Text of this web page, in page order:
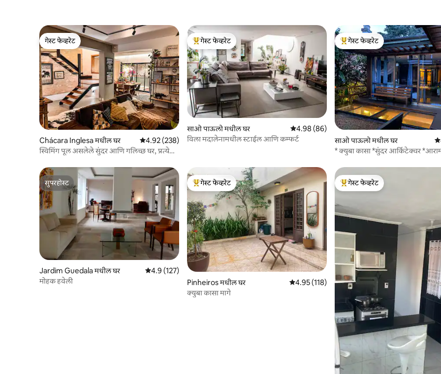
गेस्ट फेव्हरेट
गेस्ट फेव्हरेट
Chácara Inglesa मधील घर 5 पैकी 4.92 सरासरी रेटिंग, 238 रिव्ह्यूज
4.92 (238)
स्विमिंग पूल असलेले सुंदर आणि गलिच्छ घर, प्रत्येक
टॉप गेस्ट फेव्हरेट
गेस्ट फेव्हरेट
साओ पाऊलो मधील घर 5 पैकी 4.98 सरासरी रेटिंग, 86 रिव्ह्यूज
4.98 (86)
विला मदालेनामधील स्टाईल आणि कम्फर्ट
टॉप गेस्ट फेव्हरेट
गेस्ट फेव्हरेट
साओ पाऊलो मधील घर 5
* क्युबा कासा *सुंदर आर्किटेक्चर
सुपरहोस्ट
सुपरहोस्ट
Jardim Guedala मधील घर 5 पैकी 4.9 सरासरी रेटिंग, 127 रिव्ह्यूज
4.9 (127)
मोहक हवेली
टॉप गेस्ट फेव्हरेट
गेस्ट फेव्हरेट
Pinheiros मधील घर 5 पैकी 4.95 सरासरी रेटिंग, 118 रिव्ह्यूज
4.95 (118)
क्युबा कासा मागे
टॉप गेस्ट फेव्हरेट
गेस्ट फेव्हरेट